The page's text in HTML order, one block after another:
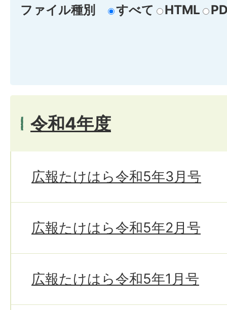
ファイル種別 すべて HTML
令和4年度
広報たけはら令和5年3月号
広報たけはら令和5年2月号
広報たけはら令和5年1月号